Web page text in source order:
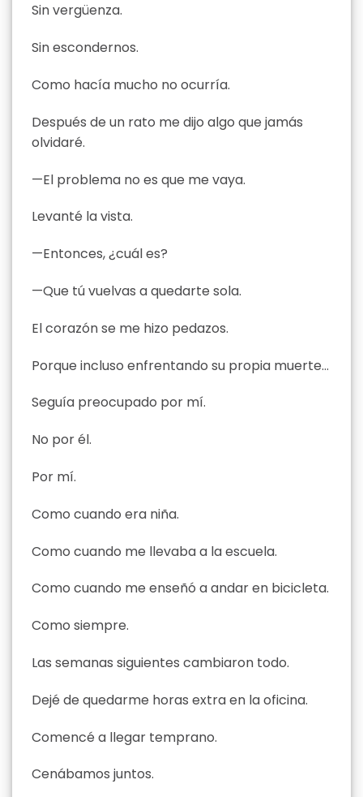
Sin vergüenza.
Sin escondernos.
Como hacía mucho no ocurría.
Después de un rato me dijo algo que jamás
olvidaré.
—El problema no es que me vaya.
Levanté la vista.
—Entonces, ¿cuál es?
—Que tú vuelvas a quedarte sola.
El corazón se me hizo pedazos.
Porque incluso enfrentando su propia muerte…
Seguía preocupado por mí.
No por él.
Por mí.
Como cuando era niña.
Como cuando me llevaba a la escuela.
Como cuando me enseñó a andar en bicicleta.
Como siempre.
Las semanas siguientes cambiaron todo.
Dejé de quedarme horas extra en la oficina.
Comencé a llegar temprano.
Cenábamos juntos.